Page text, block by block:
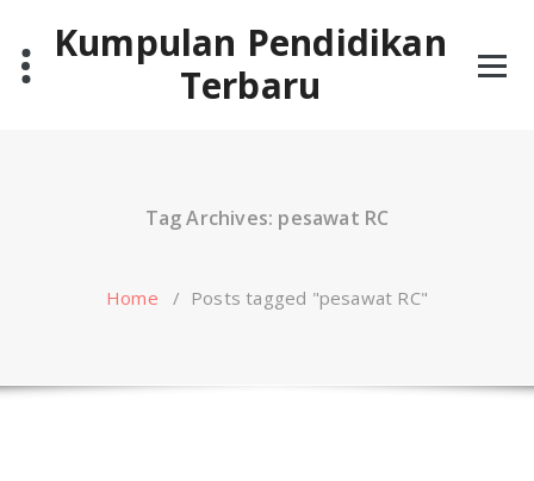
contentKumpulan Pendidikan
Terbaru
Tag Archives: pesawat RC
Home / Posts tagged "pesawat RC"